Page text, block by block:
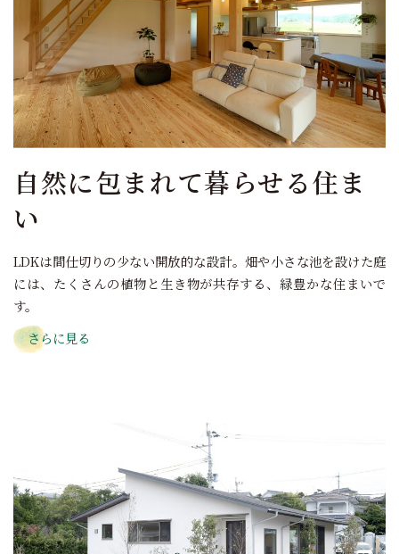
自然に包まれて暮らせる住ま
い
LDKは間仕切りの少ない開放的な設計。畑や小さな池を設けた庭
には、たくさんの植物と生き物が共存する、緑豊かな住まいで
す。
さらに見る